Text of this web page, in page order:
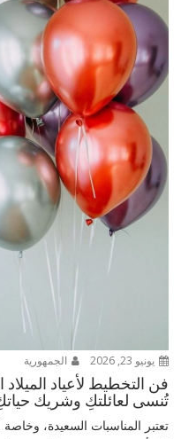
يونيو 23, 2026 الجمهورية
فن التخطيط لأعياد
تُنسى لعائلتكِ وشريك
تعتبر المناسبات السعيدة،